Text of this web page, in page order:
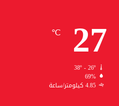
27
℃
38º - 26º
69%
4.85 كيلومتر/ساعة